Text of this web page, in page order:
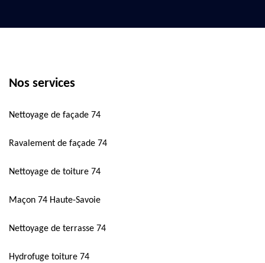
Nos services
Nettoyage de façade 74
Ravalement de façade 74
Nettoyage de toiture 74
Maçon 74 Haute-Savoie
Nettoyage de terrasse 74
Hydrofuge toiture 74